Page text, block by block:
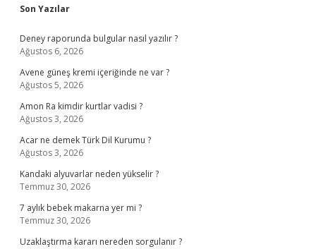
Sidebar
Son Yazılar
Deney raporunda bulgular nasıl yazılır ?
Ağustos 6, 2026
Avene güneş kremi içeriğinde ne var ?
Ağustos 5, 2026
Amon Ra kimdir kurtlar vadisi ?
Ağustos 3, 2026
Acar ne demek Türk Dil Kurumu ?
Ağustos 3, 2026
Kandaki alyuvarlar neden yükselir ?
Temmuz 30, 2026
7 aylık bebek makarna yer mi ?
Temmuz 30, 2026
Uzaklaştırma kararı nereden sorgulanır ?